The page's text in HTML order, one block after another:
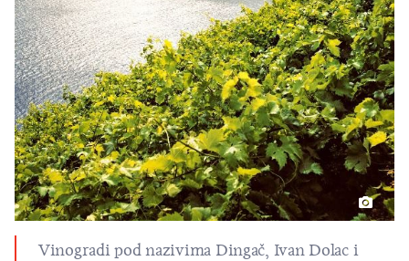
Vinogradi pod nazivima Dingač, Ivan Dolac i